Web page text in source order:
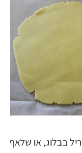
בבלוג, או שלאף